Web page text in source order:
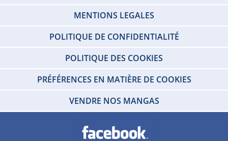
MENTIONS LEGALES
POLITIQUE DE CONFIDENTIALITÉ
POLITIQUE DES COOKIES
PRÉFÉRENCES EN MATIÈRE DE COOKIES
VENDRE NOS MANGAS